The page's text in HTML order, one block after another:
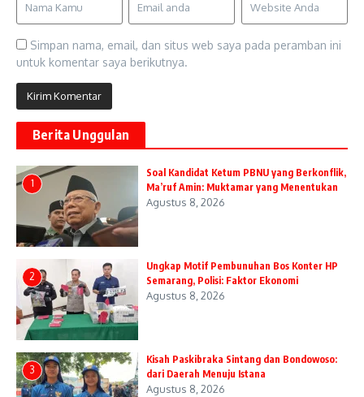
Simpan nama, email, dan situs web saya pada peramban ini
untuk komentar saya berikutnya.
Berita Unggulan
1
Soal Kandidat Ketum PBNU yang Berkonflik,
Ma’ruf Amin: Muktamar yang Menentukan
Agustus 8, 2026
2
Ungkap Motif Pembunuhan Bos Konter HP
Semarang, Polisi: Faktor Ekonomi
Agustus 8, 2026
3
Kisah Paskibraka Sintang dan Bondowoso:
dari Daerah Menuju Istana
Agustus 8, 2026